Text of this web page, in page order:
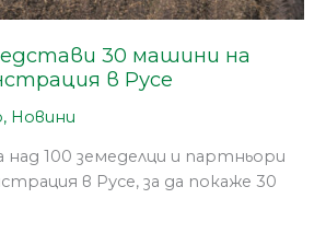
30 машини на
в Русе
, Новини
100 земеделци и партньори
в Русе, за да покаже 30